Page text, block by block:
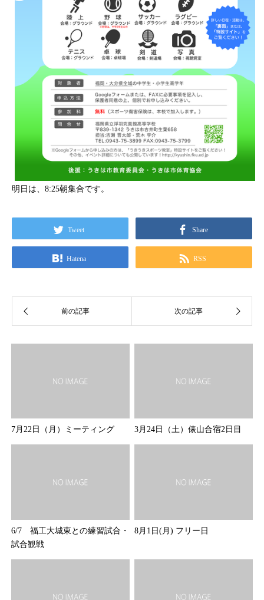
明日は、8:25朝集合です。
Tweet Share
Hatena RSS
7月22日（月）ミーティング 3月24日（土）俵山合宿2日目
6/7 福工大城東との練習試合・
試合観戦
8月1日(月) フリー日